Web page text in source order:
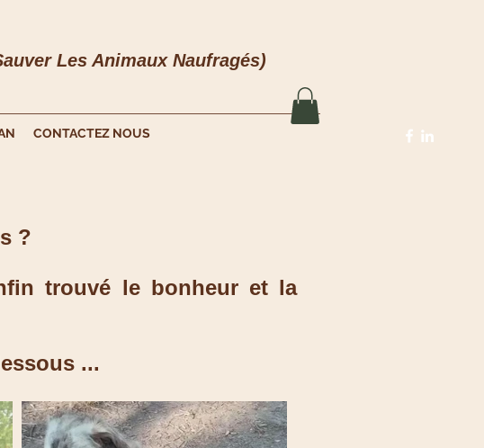
CONTACTEZ NOUS
Les Animaux Naufragés)
?
trouvé le bonheur et la
...